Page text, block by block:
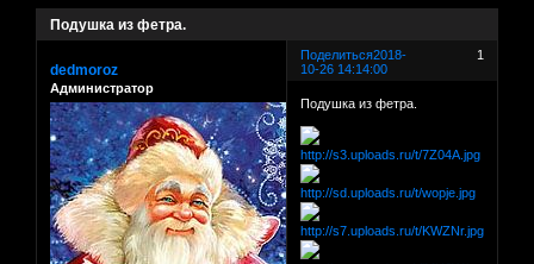
Подушка из фетра.
Поделиться 1
2018-
10-26 14:14:00
dedmoroz
Администратор
Подушка из фетра.